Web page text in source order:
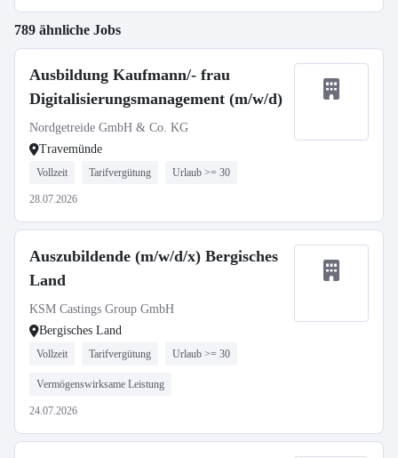
789 ähnliche Jobs
Ausbildung Kaufmann/- frau
Digitalisierungsmanagement (m/w/d)
Nordgetreide GmbH & Co. KG
Travemünde
Vollzeit Tarifvergütung Urlaub >= 30
28.07.2026
Auszubildende (m/w/d/x) Bergisches
Land
KSM Castings Group GmbH
Bergisches Land
Vollzeit Tarifvergütung Urlaub >= 30
Vermögenswirksame Leistung
24.07.2026